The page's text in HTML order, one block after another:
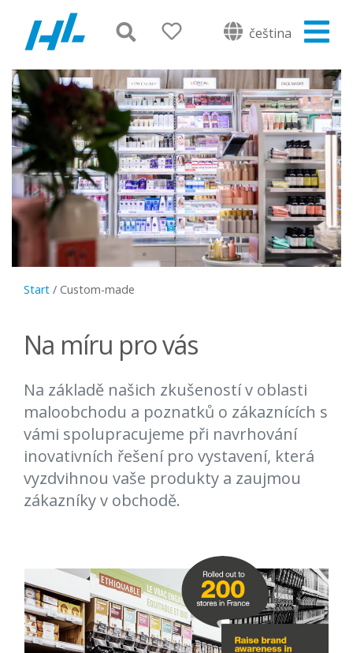
čeština
Start / Custom-made
Na míru pro vás
Na základě našich zkušeností v oblasti
maloobchodu a poznatků o zákaznících s
vámi spolupracujeme při navrhování
inovativních řešení pro vystavení, která
vyzdvihnou vaše produkty a zaujmou
zákazníky v obchodě.